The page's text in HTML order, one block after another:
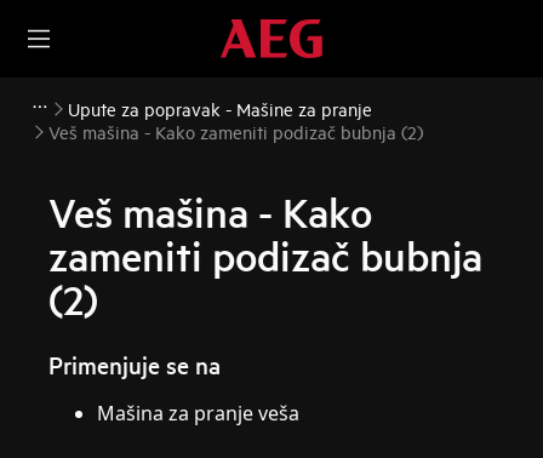
Upute za popravak - Mašine za pranje
Veš mašina - Kako zameniti podizač bubnja (2)
Veš mašina - Kako
zameniti podizač bubnja
(2)
Primenjuje se na
Mašina za pranje veša